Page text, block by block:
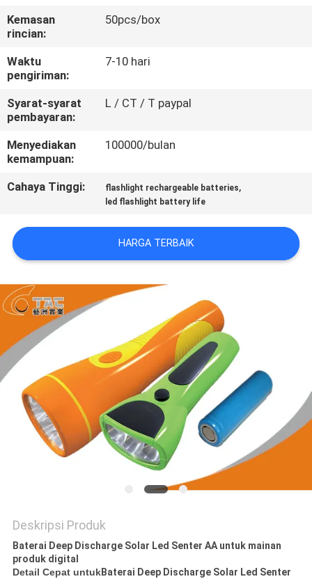
KONTROL
KUALITAS
HUBUNGI
KAMI
BERITA
KASUS
PERMINTAAN
PENAWARAN
SITEMAP
PRIVACY
POLICY
Kemasan
rincian:
50pcs/box
Waktu
pengiriman:
7-10 hari
Syarat-syarat
pembayaran:
L / CT / T paypal
Menyediakan
kemampuan:
100000/bulan
Cahaya Tinggi: flashlight rechargeable batteries,
led flashlight battery life
HARGA TERBAIK
Deskripsi Produk
Baterai Deep Discharge Solar Led Senter AA untuk mainan
produk digital
Detail Cepat untukBaterai Deep Discharge Solar Led Senter